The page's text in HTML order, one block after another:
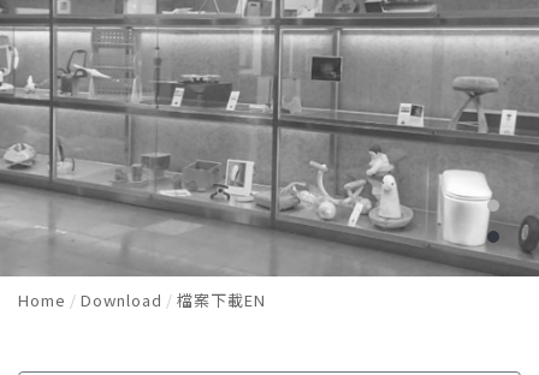
Home Download 檔案下載EN